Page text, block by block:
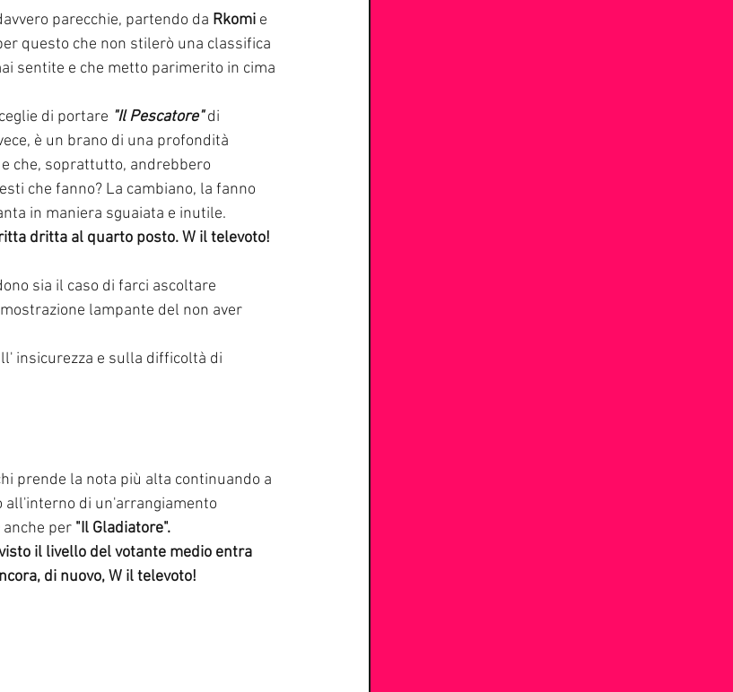
parecchie, partendo da Rkomi e
questo che non stilerò una classifica
sentite e che metto parimerito in cima
di portare "Il Pescatore" di
è un brano di una profondità
che, soprattutto, andrebbero
che fanno? La cambiano, la fanno
in maniera sguaiata e inutile.
dritta al quarto posto. W il televoto!
sia il caso di farci ascoltare
lampante del non aver
insicurezza e sulla difficoltà di
prende la nota più alta continuando a
di un'arrangiamento
anche per "Il Gladiatore".
il livello del votante medio entra
di nuovo, W il televoto!